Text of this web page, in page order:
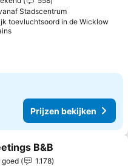
Stadscentrum
toevluchtsoord in de Wicklow
Prijzen bekijken
aan favorieten
B&B
goed
1.178